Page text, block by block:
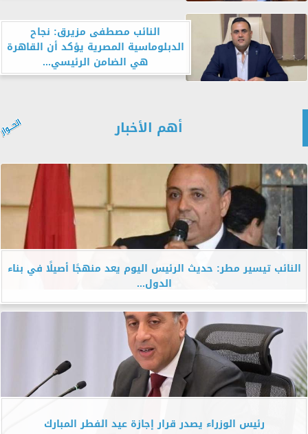
النائب مصطفى مزيرق: نجاح
الدبلوماسية المصرية يؤكد أن القاهرة
هي الضامن الرئيسي...
أهم الأخبار
النائب تيسير مطر: حديث الرئيس اليوم يعد منهجًا أصيلًا في بناء
الدول...
رئيس الوزراء يصدر قرار إجازة عيد الفطر المبارك